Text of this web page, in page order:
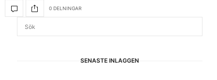
0 DELNINGAR
SENASTE INLÄGGEN